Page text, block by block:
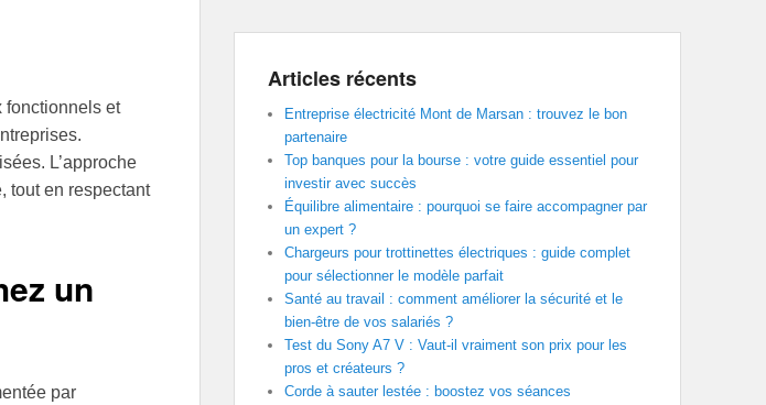
fonctionnels et
L’approche
tout en respectant
un
par
Articles récents
Entreprise électricité Mont de Marsan : trouvez le bon
partenaire
Top banques pour la bourse : votre guide essentiel pour
investir avec succès
Équilibre alimentaire : pourquoi se faire accompagner par
un expert ?
Chargeurs pour trottinettes électriques : guide complet
pour sélectionner le modèle parfait
Santé au travail : comment améliorer la sécurité et le
bien-être de vos salariés ?
Test du Sony A7 V : Vaut-il vraiment son prix pour les
pros et créateurs ?
Corde à sauter lestée : boostez vos séances